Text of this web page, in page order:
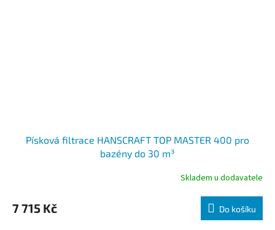
Písková filtrace HANSCRAFT TOP MASTER 400 pro
bazény do 30 m³
Skladem u dodavatele
7 715 Kč Do košíku